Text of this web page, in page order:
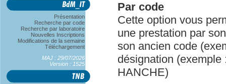
Présentation
Recherche par code
Recherche par laboratoire
Nouvelles Inscriptions
Modifications de la semaine
Téléchargement
MAJ : 29/07/2026
Version : 1525
Par code
Cette option vous
une prestation par
son ancien code
désignation
HANCHE)